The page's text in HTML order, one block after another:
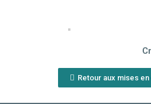
Retour aux mises